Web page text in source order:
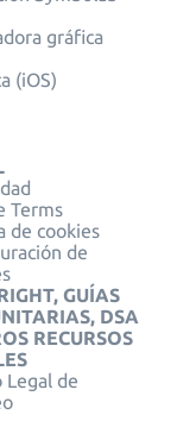
gráfica
(iOS)
Terms
de cookies
de
GUÍAS
DSA
RECURSOS
Legal de